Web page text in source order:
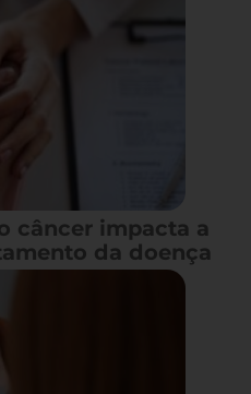
câncer impacta a
da doença